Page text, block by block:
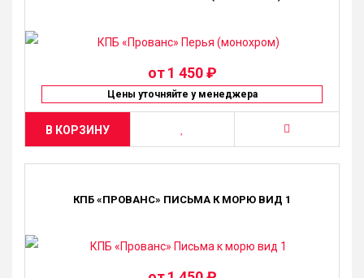
от 1 450 ₽
Цены уточняйте у менеджера
В КОРЗИНУ
КПБ «ПРОВАНС» ПИСЬМА К МОРЮ ВИД 1